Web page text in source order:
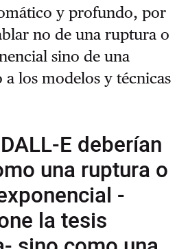
y profundo, por
no de una ruptura o
sino de una
a los modelos y técnicas
E deberían
una ruptura o
-
la tesis